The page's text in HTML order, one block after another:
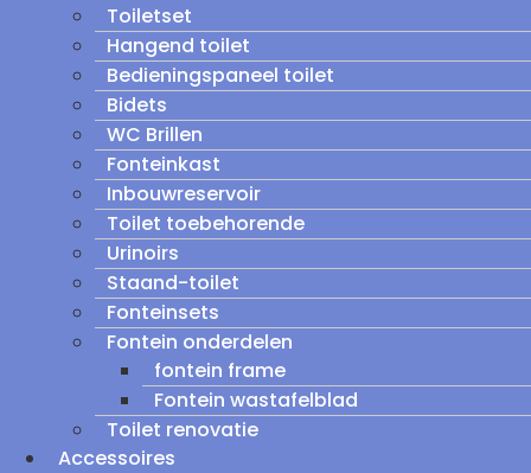
Toiletset
Hangend toilet
Bedieningspaneel toilet
Bidets
WC Brillen
Fonteinkast
Inbouwreservoir
Toilet toebehorende
Urinoirs
Staand-toilet
Fonteinsets
Fontein onderdelen
fontein frame
Fontein wastafelblad
Toilet renovatie
Accessoires